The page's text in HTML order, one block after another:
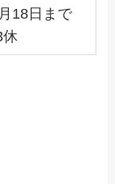
18日まで